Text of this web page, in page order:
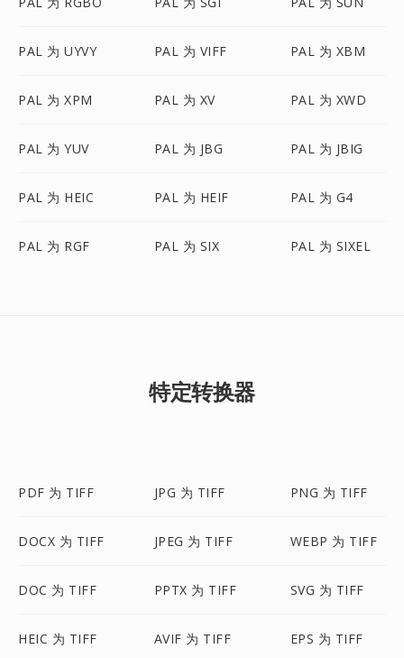
PAL 为 UYVY PAL 为 VIFF PAL 为 XBM
PAL 为 XPM PAL 为 XV PAL 为 XWD
PAL 为 YUV PAL 为 JBG PAL 为 JBIG
PAL 为 HEIC PAL 为 HEIF PAL 为 G4
PAL 为 RGF PAL 为 SIX PAL 为 SIXEL
特定转换器
PDF 为 TIFF JPG 为 TIFF PNG 为 TIFF
DOCX 为 TIFF JPEG 为 TIFF WEBP 为 TIFF
DOC 为 TIFF PPTX 为 TIFF SVG 为 TIFF
HEIC 为 TIFF AVIF 为 TIFF EPS 为 TIFF